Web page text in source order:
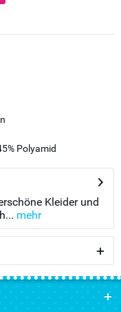
Polyamid
Kleider und
mehr